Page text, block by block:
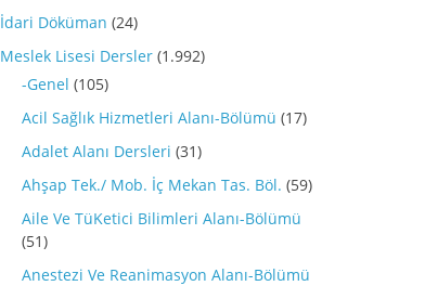
İdari Döküman (24)
Meslek Lisesi Dersler (1.992)
-Genel (105)
Acil Sağlık Hizmetleri Alanı-Bölümü (17)
Adalet Alanı Dersleri (31)
Ahşap Tek./ Mob. İç Mekan Tas. Böl. (59)
Aile Ve TüKetici Bilimleri Alanı-Bölümü
(51)
Anestezi Ve Reanimasyon Alanı-Bölümü